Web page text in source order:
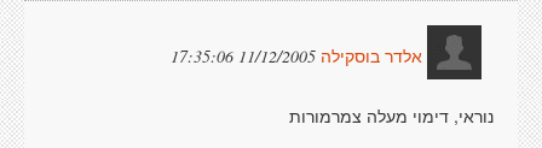
אלדר בוסקילה 11/12/2005 17:35:06
נוראי, דימוי מעלה צמרמורות